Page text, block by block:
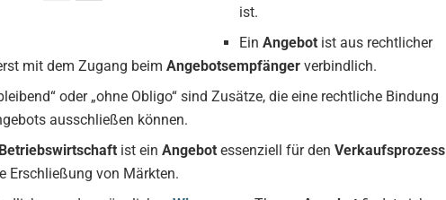
ist.
Ein Angebot ist aus rechtlicher
mit dem Zugang beimAngebotsempfänger verbindlich.
oder „ohne Obligo“ sind Zusätze, die eine rechtliche Bindung
ausschließen können.
Betriebswirtschaft ist einAngebot essenziell für denVerkaufsprozess
Erschließung von Märkten.